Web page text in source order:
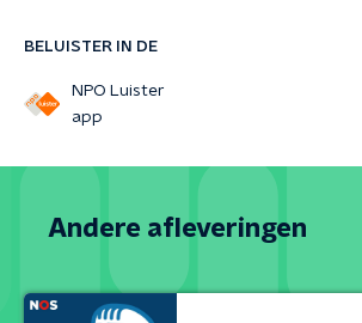
BELUISTER IN DE
NPO Luister
app
Andere afleveringen